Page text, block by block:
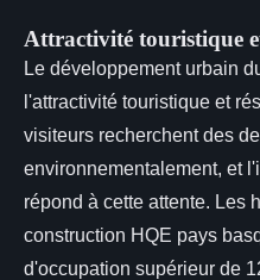
Attractivité touristique
Le développement urbain
l'attractivité touristique et
visiteurs recherchent des
environnementalement, et
répond à cette attente. Les
construction HQE pays
d'occupation supérieur de